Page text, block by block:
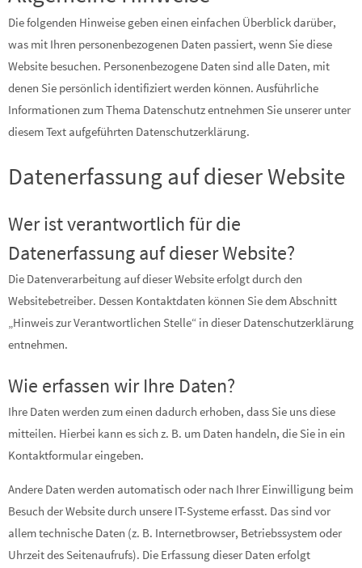
Die folgenden Hinweise geben einen einfachen Überblick darüber,
was mit Ihren personenbezogenen Daten passiert, wenn Sie diese
Website besuchen. Personenbezogene Daten sind alle Daten, mit
denen Sie persönlich identifiziert werden können. Ausführliche
Informationen zum Thema Datenschutz entnehmen Sie unserer unter
diesem Text aufgeführten Datenschutzerklärung.
Datenerfassung auf dieser Website
Wer ist verantwortlich für die
Datenerfassung auf dieser Website?
Die Datenverarbeitung auf dieser Website erfolgt durch den
Websitebetreiber. Dessen Kontaktdaten können Sie dem Abschnitt
„Hinweis zur Verantwortlichen Stelle“ in dieser Datenschutzerklärung
entnehmen.
Wie erfassen wir Ihre Daten?
Ihre Daten werden zum einen dadurch erhoben, dass Sie uns diese
mitteilen. Hierbei kann es sich z. B. um Daten handeln, die Sie in ein
Kontaktformular eingeben.
Andere Daten werden automatisch oder nach Ihrer Einwilligung beim
Besuch der Website durch unsere IT-Systeme erfasst. Das sind vor
allem technische Daten (z. B. Internetbrowser, Betriebssystem oder
Uhrzeit des Seitenaufrufs). Die Erfassung dieser Daten erfolgt